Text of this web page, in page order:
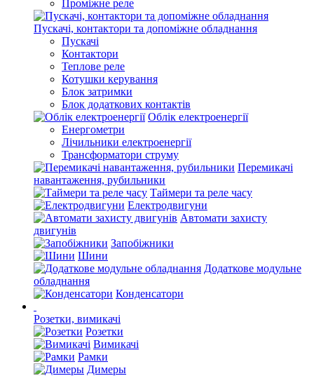
Проміжне реле
Пускачі, контактори та допоміжне обладнання
Пускачі
Контактори
Теплове реле
Котушки керування
Блок затримки
Блок додаткових контактів
Облік електроенергії
Енергометри
Лічильники електроенергії
Трансформатори струму
Перемикачі
навантаження, рубильники
Таймери та реле часу
Електродвигуни
Автомати захисту
двигунів
Запобіжники
Шини
Додаткове модульне
обладнання
Конденсатори
Розетки, вимикачі
Розетки
Вимикачі
Рамки
Димеры